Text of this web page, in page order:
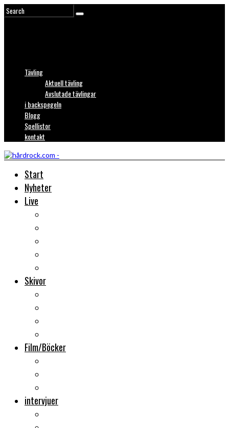
Tävling
Aktuell tävling
Avslutade tävlingar
i backspegeln
Blogg
Spellistor
kontakt
Start
Nyheter
Live
Skivor
Film/Böcker
intervjuer